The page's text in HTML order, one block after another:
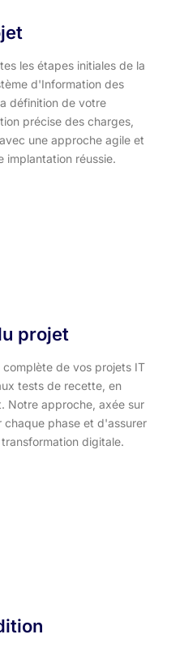
les étapes initiales de la
d'Information des
définition de votre
précise des charges,
une approche agile et
implantation réussie.
projet
complète de vos projets IT
tests de recette, en
Notre approche, axée sur
phase et d'assurer
digitale.